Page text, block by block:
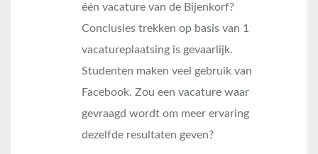
één vacature van de Bijenkorf?
Conclusies trekken op basis van 1
vacatureplaatsing is gevaarlijk.
Studenten maken veel gebruik van
Facebook. Zou een vacature waar
gevraagd wordt om meer ervaring
dezelfde resultaten geven?